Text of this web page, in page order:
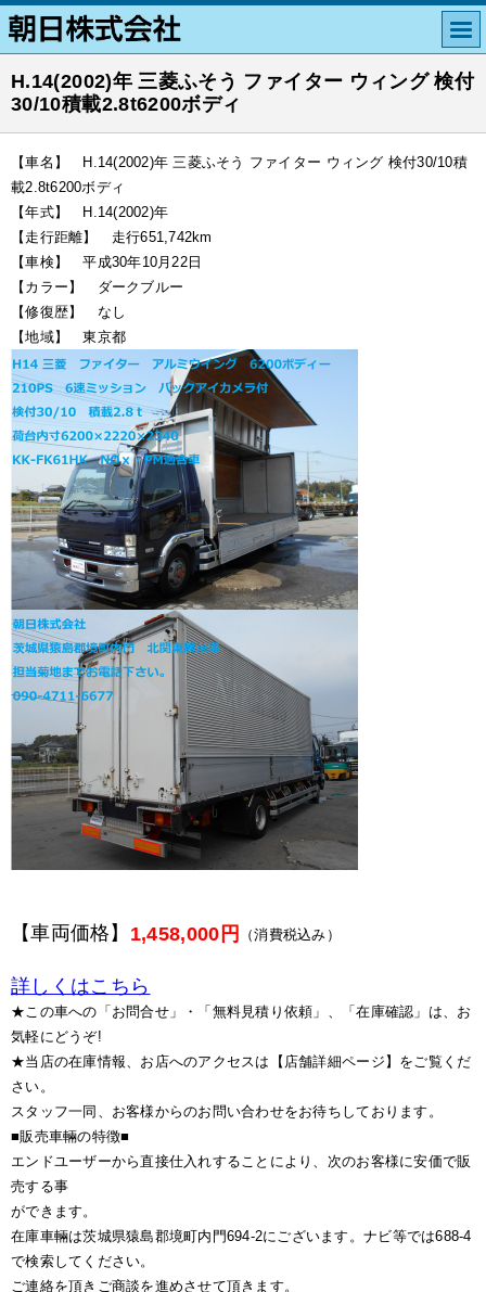
H.14(2002)年 三菱ふそう ファイター ウィング 検付
30/10積載2.8t6200ボディ
【車名】 H.14(2002)年 三菱ふそう ファイター ウィング 検付30/10積
載2.8t6200ボディ
【年式】 H.14(2002)年
【走行距離】 走行651,742km
【車検】 平成30年10月22日
【カラー】 ダークブルー
【修復歴】 なし
【地域】 東京都
【車両価格】 1,458,000円 （消費税込み）
詳しくはこちら
★この車への「お問合せ」・「無料見積り依頼」、「在庫確認」は、お
気軽にどうぞ!
★当店の在庫情報、お店へのアクセスは【店舗詳細ページ】をご覧くだ
さい。
スタッフ一同、お客様からのお問い合わせをお待ちしております。
■販売車輛の特徴■
エンドユーザーから直接仕入れすることにより、次のお客様に安価で販
売する事
ができます。
在庫車輛は茨城県猿島郡境町内門694-2にございます。ナビ等では688-4
で検索してください。
ご連絡を頂きご商談を進めさせて頂きます。